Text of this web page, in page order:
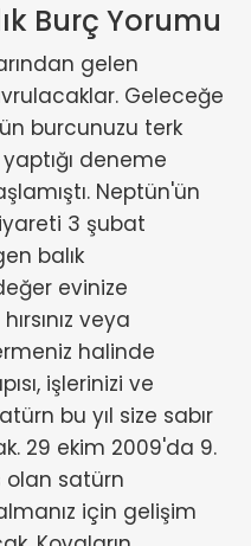
Burç Yorumu
gelen
Geleceğe
burcunuzu terk
deneme
Neptün'ün
3 şubat
balık
evinize
veya
halinde
işlerinizi ve
bu yıl size sabır
29 ekim 2009'da 9.
olan satürn
için gelişim